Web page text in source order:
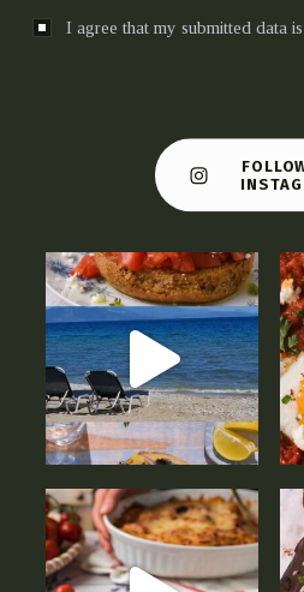
I agree that my submitted data